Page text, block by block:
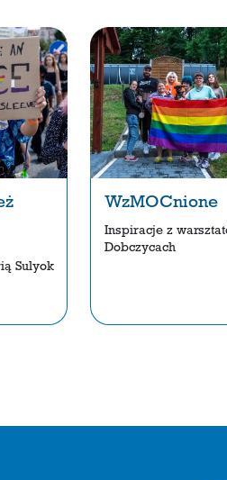
Sulyok
WzMOCnione
Inspiracje z
Dobczycach